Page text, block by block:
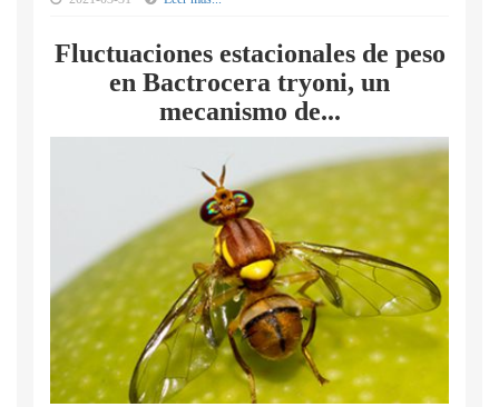
Fluctuaciones estacionales de peso
en Bactrocera tryoni, un
mecanismo de...